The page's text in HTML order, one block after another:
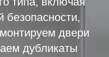
двери
дубликаты